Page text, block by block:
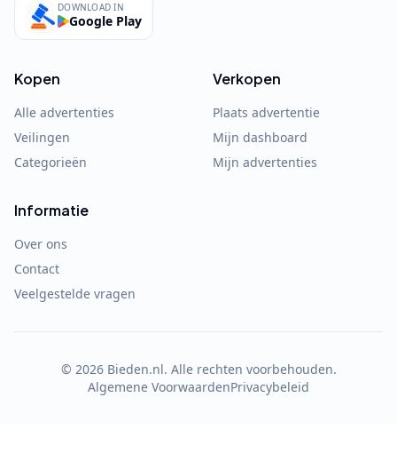
DOWNLOAD IN
Google Play
Kopen
Alle advertenties
Veilingen
Categorieën
Verkopen
Plaats advertentie
Mijn dashboard
Mijn advertenties
Informatie
Over ons
Contact
Veelgestelde vragen
© 2026Bieden.nl. Alle rechten voorbehouden.
Algemene VoorwaardenPrivacybeleid